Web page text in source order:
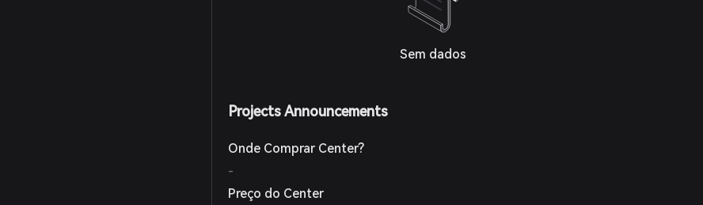
Sem dados
Projects Announcements
Onde Comprar Center?
-
Preço do Center